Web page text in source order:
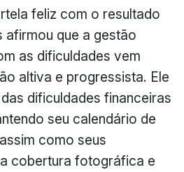
feliz com o resultado
que a gestão
as dificuldades vem
altiva e progressista. Ele
dificuldades financeiras
seu calendário de
como seus
cobertura fotográfica e